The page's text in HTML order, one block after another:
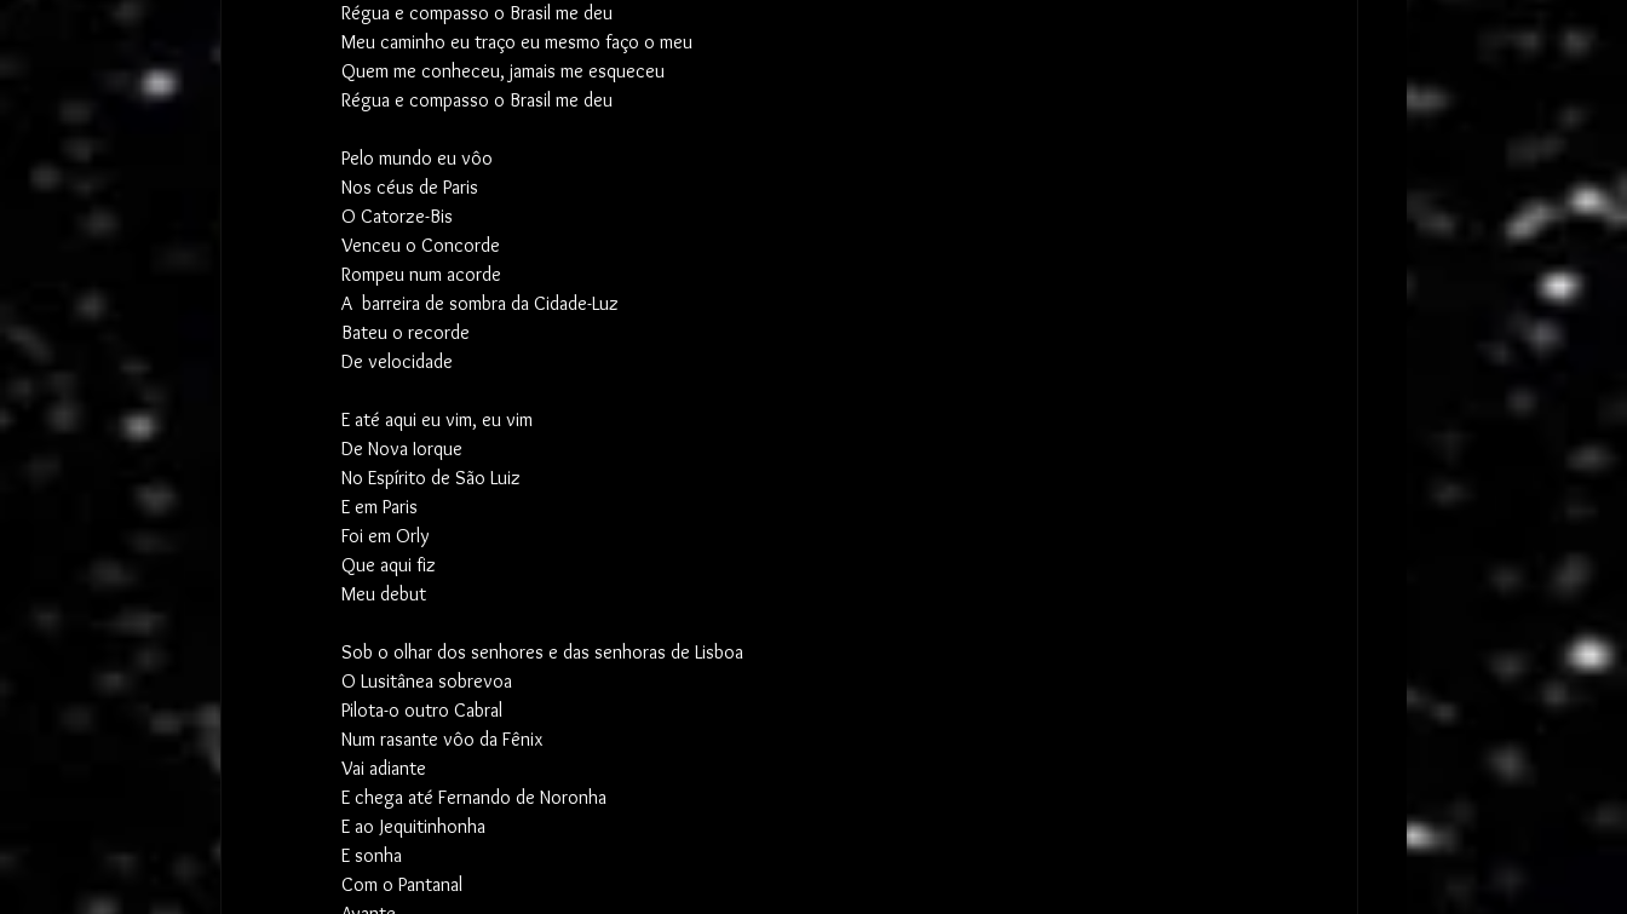
Régua e compasso o Brasil me deu
Meu caminho eu traço eu mesmo faço o meu
Quem me conheceu, jamais me esqueceu
Régua e compasso o Brasil me deu
Pelo mundo eu vôo
Nos céus de Paris
O Catorze-Bis
Venceu o Concorde
Rompeu num acorde
A  barreira de sombra da Cidade-Luz
Bateu o recorde
De velocidade
E até aqui eu vim, eu vim
De Nova Iorque
No Espírito de São Luiz
E em Paris
Foi em Orly
Que aqui fiz
Meu debut
Sob o olhar dos senhores e das senhoras de Lisboa
O Lusitânea sobrevoa
Pilota-o outro Cabral
Num rasante vôo da Fênix
Vai adiante
E chega até Fernando de Noronha
E ao Jequitinhonha
E sonha
Com o Pantanal